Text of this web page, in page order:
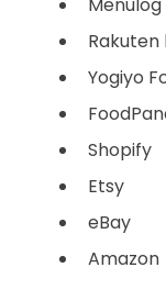
Menulog
Yogiyo
Shopify
Etsy
eBay
Amazon